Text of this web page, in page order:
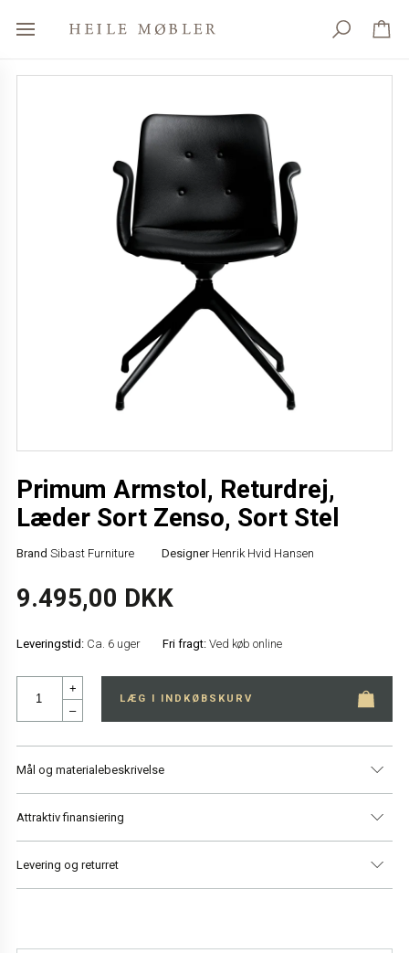
Primum Armstol, Returdrej,
Læder Sort Zenso, Sort Stel
Brand Sibast Furniture Designer Henrik Hvid Hansen
9.495,00 DKK
Leveringstid: Ca. 6 uger Fri fragt: Ved køb online
+
–
LÆG I INDKØBSKURV
Mål og materialebeskrivelse
Dybde
Højde
79 cm
Siddehøjde
Sædedybde
44 cm
Attraktiv finansiering
Levering og returret